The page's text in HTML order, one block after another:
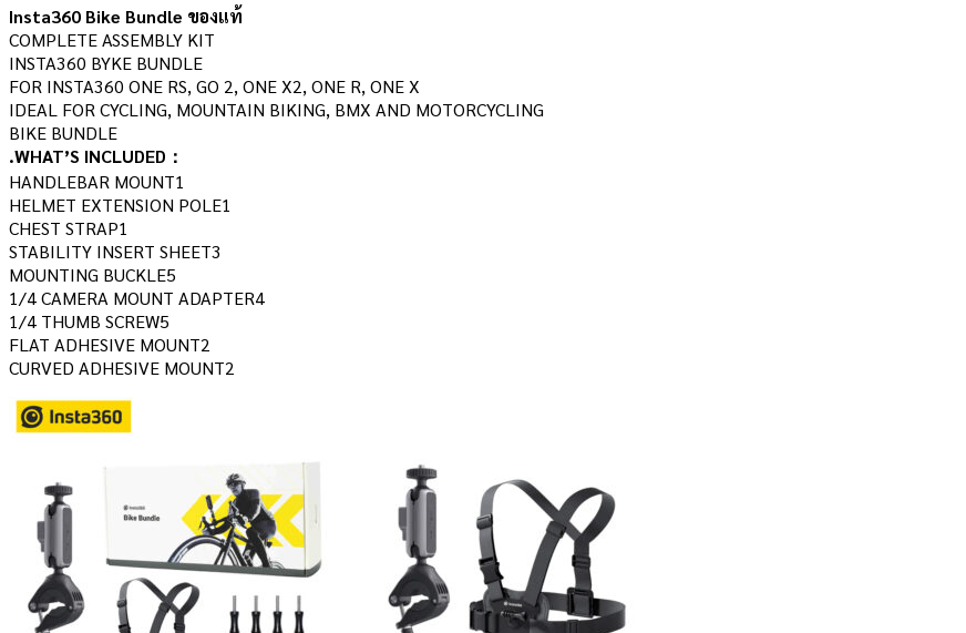
Insta360 Bike Bundle ของแท้
COMPLETE ASSEMBLY KIT
INSTA360 BYKE BUNDLE
FOR INSTA360 ONE RS, GO 2, ONE X2, ONE R, ONE X
IDEAL FOR CYCLING, MOUNTAIN BIKING, BMX AND MOTORCYCLING
BIKE BUNDLE
.WHAT’S INCLUDED：
HANDLEBAR MOUNT1
HELMET EXTENSION POLE1
CHEST STRAP1
STABILITY INSERT SHEET3
MOUNTING BUCKLE5
1/4 CAMERA MOUNT ADAPTER4
1/4 THUMB SCREW5
FLAT ADHESIVE MOUNT2
CURVED ADHESIVE MOUNT2